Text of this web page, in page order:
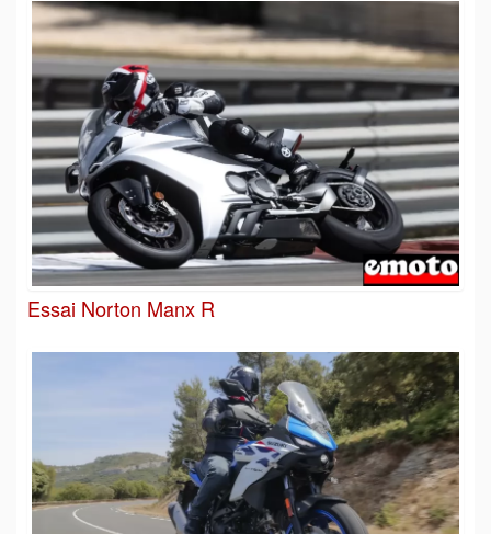
Essai Norton Manx R